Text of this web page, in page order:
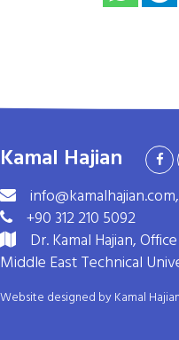
Kamal Hajian
+90 312 210 5092
Dr. Kamal Hajian,
Middle East Technical
Website designed by Kamal